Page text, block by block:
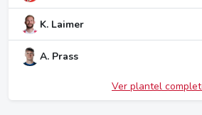
K. Laimer
A. Prass
Ver plantel